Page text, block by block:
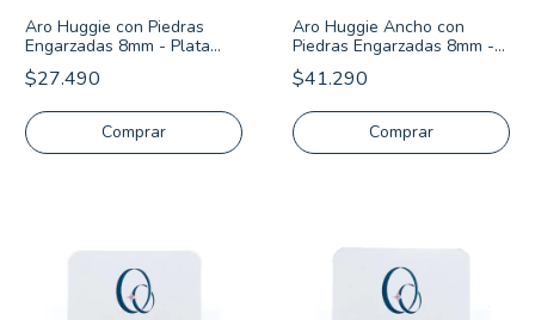
Aro Huggie con Piedras
Engarzadas 8mm - Plata
Italiana 925
$27.490
Aro Huggie Ancho con
Piedras Engarzadas 8mm -
Plata Italiana 925
$41.290